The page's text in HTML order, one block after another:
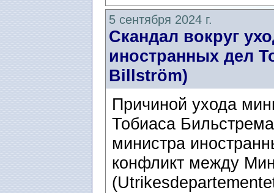
5 сентября 2024 г.
Скандал вокруг
иностранных дел
Billström)
Причиной ухода
Тобиаса
министра
конфликт между